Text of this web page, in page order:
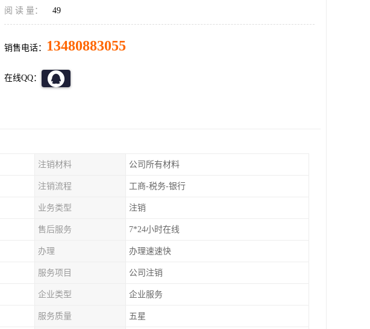
阅 读 量： 49
销售电话： 13480883055
在线QQ：
注销材料 公司所有材料
注销流程 工商-税务-银行
业务类型 注销
售后服务 7*24小时在线
办理 办理速速快
服务项目 公司注销
企业类型 企业服务
服务质量 五星